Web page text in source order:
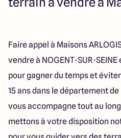
Faire appel à Maisons
vendre à NOGENT-SUR-
pour gagner du temps et
15 ans dans le département de
vous accompagne tout au
mettons à votre disposition